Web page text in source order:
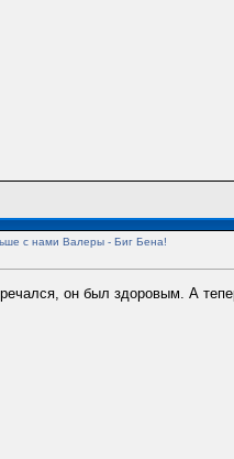
с нами Валеры - Биг Бена!
он был здоровым. А